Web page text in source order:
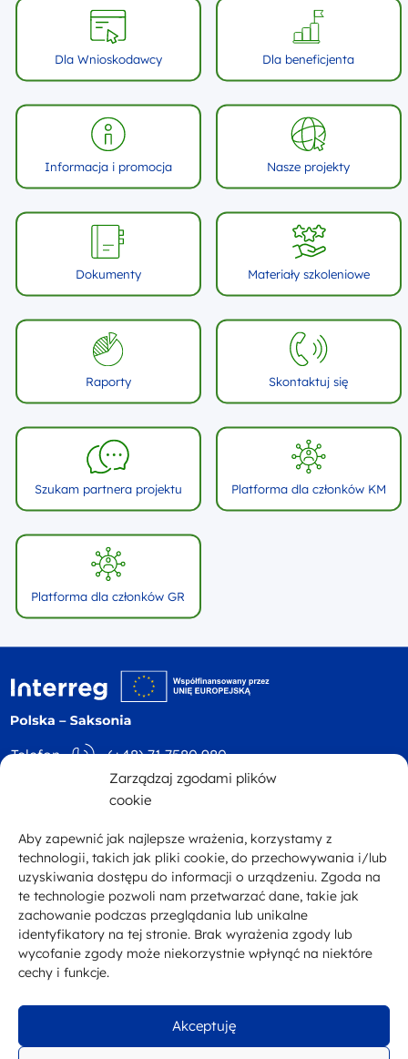
Zarządzaj zgodami plików
cookie
Aby zapewnić jak najlepsze wrażenia, korzystamy z
technologii, takich jak pliki cookie, do przechowywania i/lub
uzyskiwania dostępu do informacji o urządzeniu. Zgoda na
te technologie pozwoli nam przetwarzać dane, takie jak
zachowanie podczas przeglądania lub unikalne
identyfikatory na tej stronie. Brak wyrażenia zgody lub
wycofanie zgody może niekorzystnie wpłynąć na niektóre
cechy i funkcje.
Akceptuję
Dla Wnioskodawcy Dla beneficjenta
Informacja i promocja Nasze projekty
Dokumenty Materiały szkoleniowe
Raporty Skontaktuj się
Szukam partnera projektu Platforma dla członków KM
Platforma dla członków GR
Logo witryny -
Telefon
(+48) 71 7580 980
kontakt@plsn.eu Adres
ul. Św. Mikołaja 81
Facebook
Zobacz inne programy Portal Unii Europejskiej
Deklaracja dostępności Polityka prywatności Mapa strony